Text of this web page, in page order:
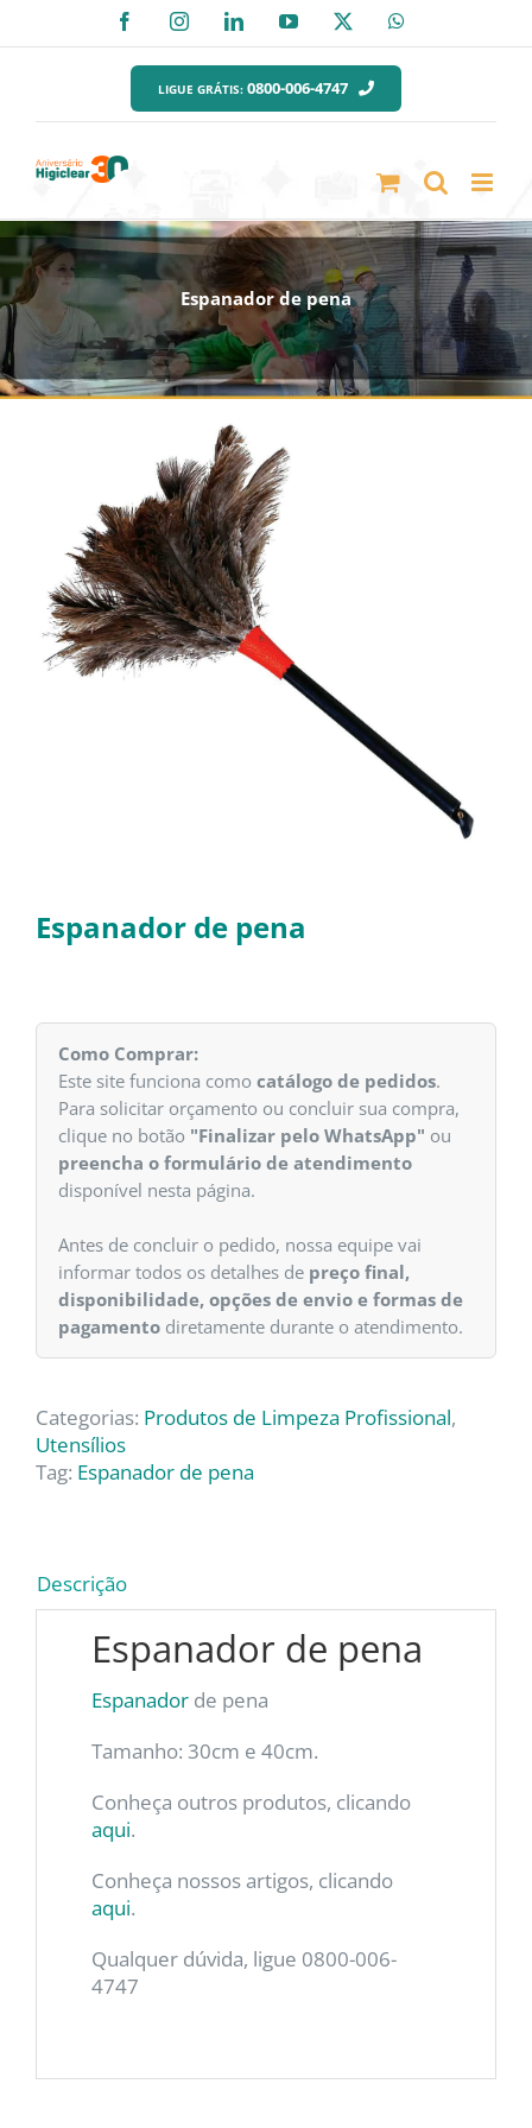
para
FacebookInstagramLinkedInYouTube
LIGUE GRÁTIS: 0800-006-4747
Espanador de pena
Espanador de pena
Como Comprar:
Este site funciona como catálogo de pedidos.
Para solicitar orçamento ou concluir sua compra,
clique no botão "Finalizar pelo WhatsApp" ou
preencha o formulário de atendimento
disponível nesta página.
Antes de concluir o pedido, nossa equipe vai
informar todos os detalhes de preço final,
disponibilidade, opções de envio e formas de
pagamento diretamente durante o atendimento.
Categorias: Produtos de Limpeza Profissional,
Utensílios
Tag: Espanador de pena
Descrição
Espanador de pena
Espanadorde pena
Tamanho: 30cm e 40cm.
Conheça outros produtos, clicando
aqui.
Conheça nossos artigos, clicando
aqui.
Qualquer dúvida, ligue 0800-006-
4747